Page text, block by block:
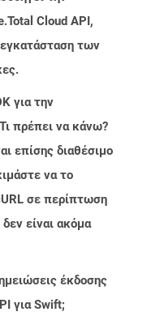
Cloud API,
των
για την
πρέπει να κάνω?
επίσης διαθέσιμο
να το
σε περίπτωση
είναι ακόμα
έκδοσης
για Swift;